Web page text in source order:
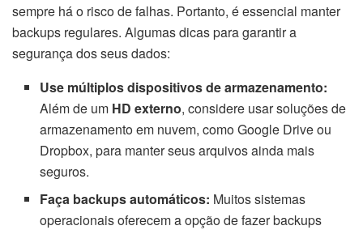
sempre há o risco de falhas. Portanto, é essencial manter
backups regulares. Algumas dicas para garantir a
segurança dos seus dados:
Use múltiplos dispositivos de armazenamento:
Além de um HD externo, considere usar soluções de
armazenamento em nuvem, como Google Drive ou
Dropbox, para manter seus arquivos ainda mais
seguros.
Faça backups automáticos: Muitos sistemas
operacionais oferecem a opção de fazer backups